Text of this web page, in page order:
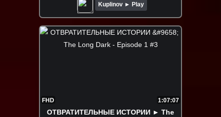
Kuplinov ► Play
FHD 1:07:07
ОТВРАТИТЕЛЬНЫЕ ИСТОРИИ ► The